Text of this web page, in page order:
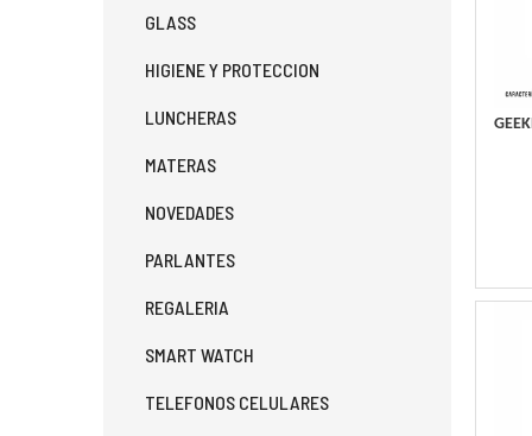
GLASS
HIGIENE Y PROTECCION
LUNCHERAS
MATERAS
NOVEDADES
PARLANTES
REGALERIA
SMART WATCH
TELEFONOS CELULARES